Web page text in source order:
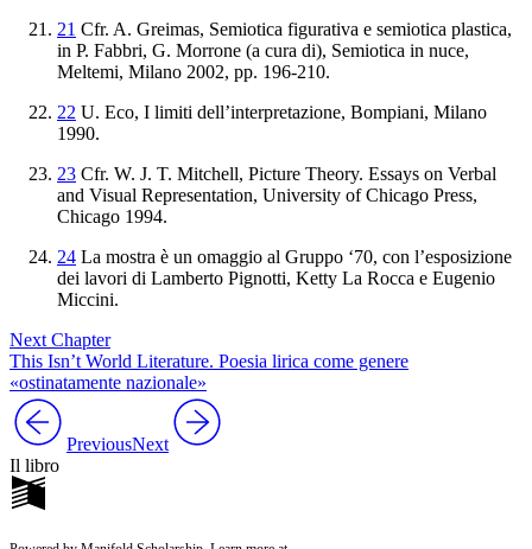
21 Cfr. A. Greimas, Semiotica figurativa e semiotica plastica,
in P. Fabbri, G. Morrone (a cura di), Semiotica in nuce,
Meltemi, Milano 2002, pp. 196-210.
22 U. Eco, I limiti dell’interpretazione, Bompiani, Milano
1990.
23 Cfr. W. J. T. Mitchell, Picture Theory. Essays on Verbal
and Visual Representation, University of Chicago Press,
Chicago 1994.
24 La mostra è un omaggio al Gruppo ‘70, con l’esposizione
dei lavori di Lamberto Pignotti, Ketty La Rocca e Eugenio
Miccini.
Next Chapter
This Isn’t World Literature. Poesia lirica come genere
«ostinatamente nazionale»
PreviousNext
Il libro